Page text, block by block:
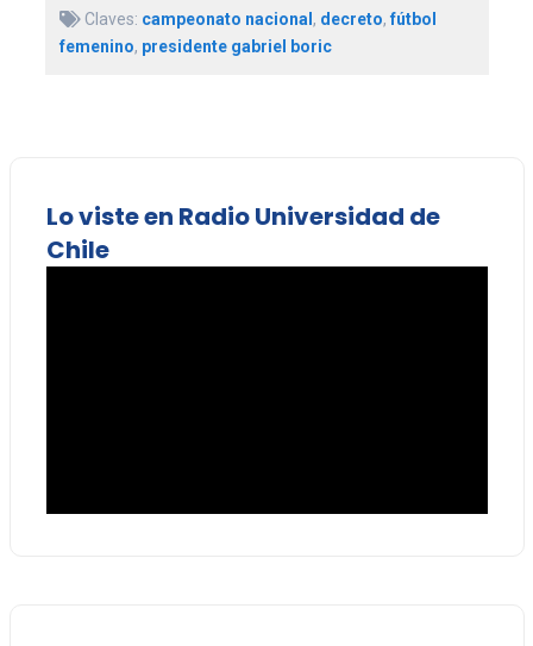
Claves: campeonato nacional, decreto,fútbol
femenino, presidente gabriel boric
Lo viste en Radio Universidad de
Chile